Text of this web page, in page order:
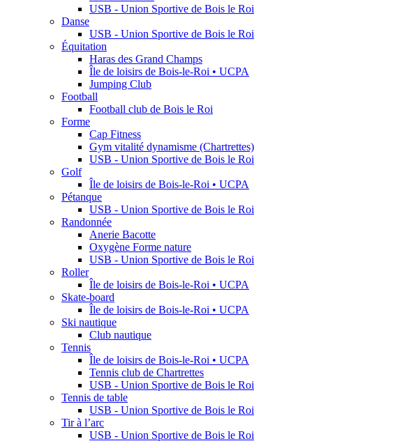
USB - Union Sportive de Bois le Roi
Danse
USB - Union Sportive de Bois le Roi
Équitation
Haras des Grand Champs
Île de loisirs de Bois-le-Roi • UCPA
Jumping Club
Football
Football club de Bois le Roi
Forme
Cap Fitness
Gym vitalité dynamisme (Chartrettes)
USB - Union Sportive de Bois le Roi
Golf
Île de loisirs de Bois-le-Roi • UCPA
Pétanque
USB - Union Sportive de Bois le Roi
Randonnée
Anerie Bacotte
Oxygène Forme nature
USB - Union Sportive de Bois le Roi
Roller
Île de loisirs de Bois-le-Roi • UCPA
Skate-board
Île de loisirs de Bois-le-Roi • UCPA
Ski nautique
Club nautique
Tennis
Île de loisirs de Bois-le-Roi • UCPA
Tennis club de Chartrettes
USB - Union Sportive de Bois le Roi
Tennis de table
USB - Union Sportive de Bois le Roi
Tir à l’arc
USB - Union Sportive de Bois le Roi